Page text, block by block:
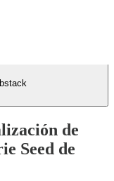
de
Seed de